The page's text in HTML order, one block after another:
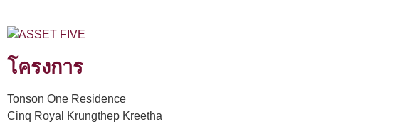
โครงการ
Tonson One Residence
Cinq Royal Krungthep Kreetha